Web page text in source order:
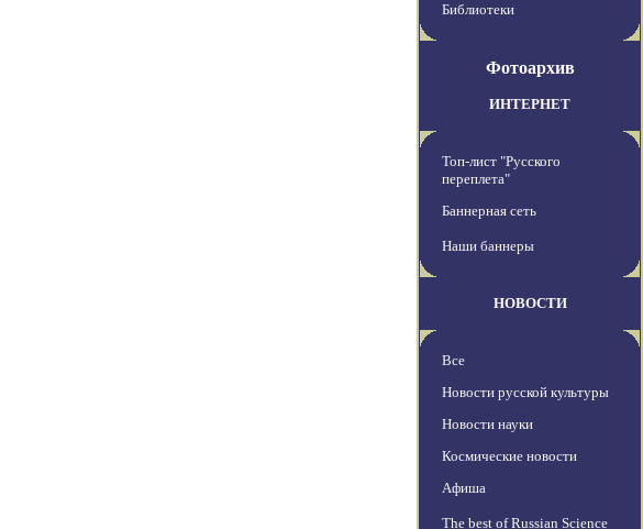
Библиотеки
Фотоархив
ИНТЕРНЕТ
Топ-лист "Русского
переплета"
Баннерная сеть
Наши баннеры
НОВОСТИ
Все
Новости русской культуры
Новости науки
Космические новости
Афиша
The best of Russian Science